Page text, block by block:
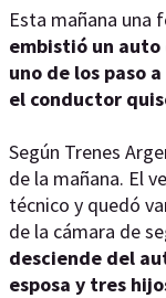
Esta mañana una
embistió un auto
uno de los paso
el conductor
Según Trenes
de la mañana. El
técnico y quedó
de la cámara de
desciende del
esposa y tres